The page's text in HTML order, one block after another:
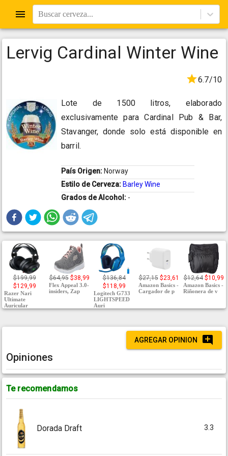
Buscar cerveza...
Lervig Cardinal Winter Wine
6.7/10
Lote de 1500 litros, elaborado
exclusivamente para Cardinal Pub & Bar,
Stavanger, donde solo está disponible en
barril.
País Origen: Norway
Estilo de Cerveza: Barley Wine
Grados de Alcohol: -
$199,99
$129,99
Razer Nari
Ultimate
Auricular
$64,95 $38,99
Flex Appeal 3.0-
insiders, Zap
$136,84
$118,99
Logitech G733
LIGHTSPEED
Auri
$27,15 $23,61
Amazon Basics -
Cargador de p
$12,64 $10,99
Amazon Basics -
Riñonera de v
AGREGAR OPINION
Opiniones
Te recomendamos
Dorada Draft 3.3